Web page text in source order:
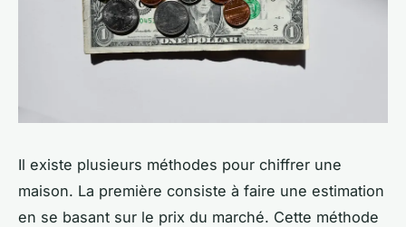
Il existe plusieurs méthodes pour chiffrer une
maison. La première consiste à faire une estimation
en se basant sur le prix du marché. Cette méthode